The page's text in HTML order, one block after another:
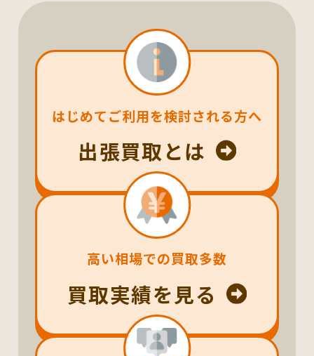
はじめてご利用を検討される方へ
出張買取とは
高い相場での買取多数
買取実績を見る